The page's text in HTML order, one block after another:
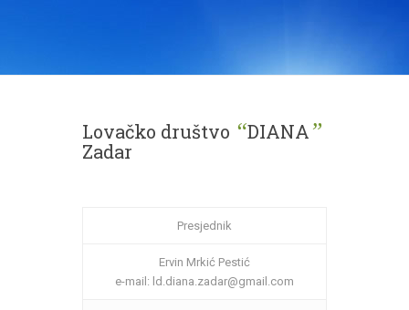
Lovačko društvo “DIANA”
Zadar
Presjednik
Ervin Mrkić Pestić
e-mail: ld.diana.zadar@gmail.com